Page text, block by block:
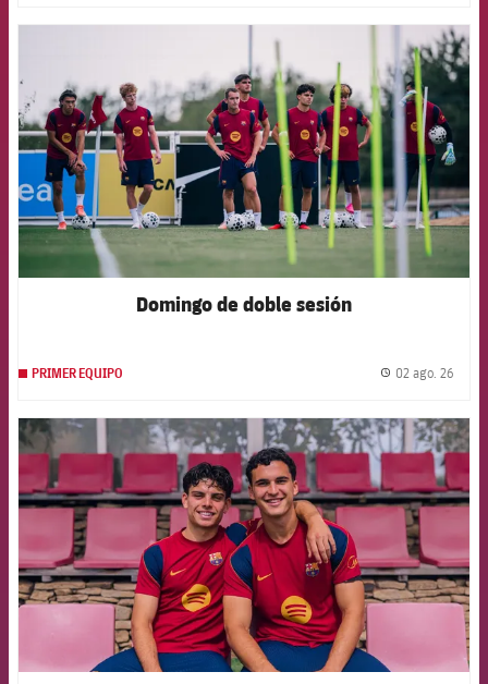
Domingo de doble sesión
PRIMER EQUIPO 02 ago. 26
FCB Barcelona badge